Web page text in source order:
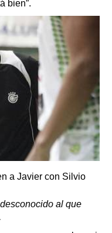
bien”.
a Javier con Silvio
al que